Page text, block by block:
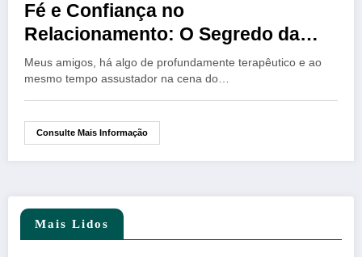
Fé e Confiança no
Relacionamento: O Segredo da
Vulnerabilidade de Maria para um
Amor que Não Morre
Meus amigos, há algo de profundamente terapêutico e ao
mesmo tempo assustador na cena do…
Consulte Mais Informação
Mais Lidos